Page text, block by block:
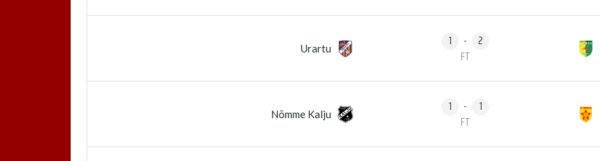
Urartu 1 -
2
FT
Nõmme Kalju 1 -
1
FT